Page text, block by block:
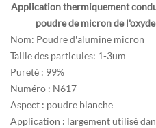
Application thermiquement
poudre de micron de
Nom: Poudre d'alumine micron
Taille des particules: 1-3um
Pureté : 99%
Numéro : N617
Aspect : poudre blanche
Application : largement utilisé